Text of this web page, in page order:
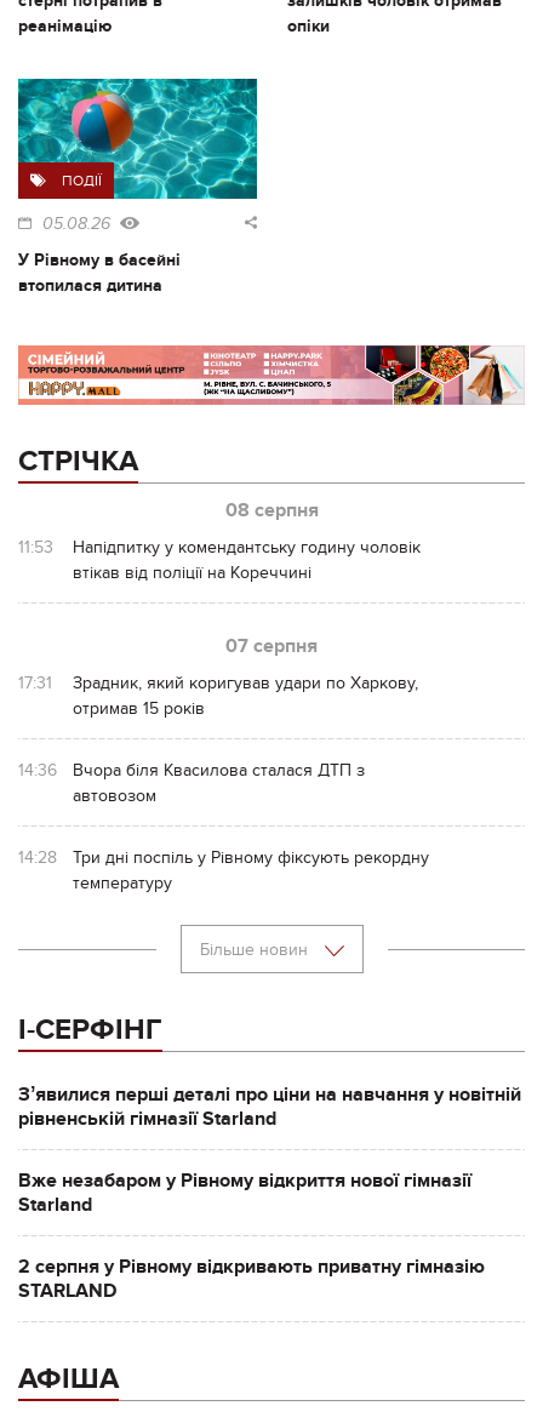
реанімацію
опіки
ПОДІЇ
05.08.26
У Рівному в басейні
втопилася дитина
СТРІЧКА
08 серпня
11:53
Напідпитку у комендантську годину чоловік
втікав від поліції на Кореччині
07 серпня
17:31
Зрадник, який коригував удари по Харкову,
отримав 15 років
14:36
Вчора біля Квасилова сталася ДТП з
автовозом
14:28
Три дні поспіль у Рівному фіксують рекордну
температуру
Більше новин
І-СЕРФІНГ
Зʼявилися перші деталі про ціни на навчання у новітній
рівненській гімназії Starland
Вже незабаром у Рівному відкриття нової гімназії
Starland
2 серпня у Рівному відкривають приватну гімназію
STARLAND
АФІША